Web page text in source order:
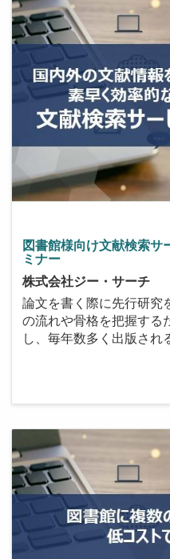
図書館様向け文献検索
ミナー
株式会社ジー・サーチ
論文を書く際に先行研究
の流れや骨格を把握する
し、毎年数多く出版され